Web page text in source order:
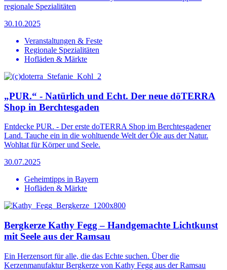
regionale Spezialitäten
30.10.2025
Veranstaltungen & Feste
Regionale Spezialitäten
Hofläden & Märkte
„PUR.“ - Natürlich und Echt. Der neue dōTERRA
Shop in Berchtesgaden
Entdecke PUR. - Der erste doTERRA Shop im Berchtesgadener
Land. Tauche ein in die wohltuende Welt der Öle aus der Natur.
Wohltat für Körper und Seele.
30.07.2025
Geheimtipps in Bayern
Hofläden & Märkte
Bergkerze Kathy Fegg – Handgemachte Lichtkunst
mit Seele aus der Ramsau
Ein Herzensort für alle, die das Echte suchen. Über die
Kerzenmanufaktur Bergkerze von Kathy Fegg aus der Ramsau